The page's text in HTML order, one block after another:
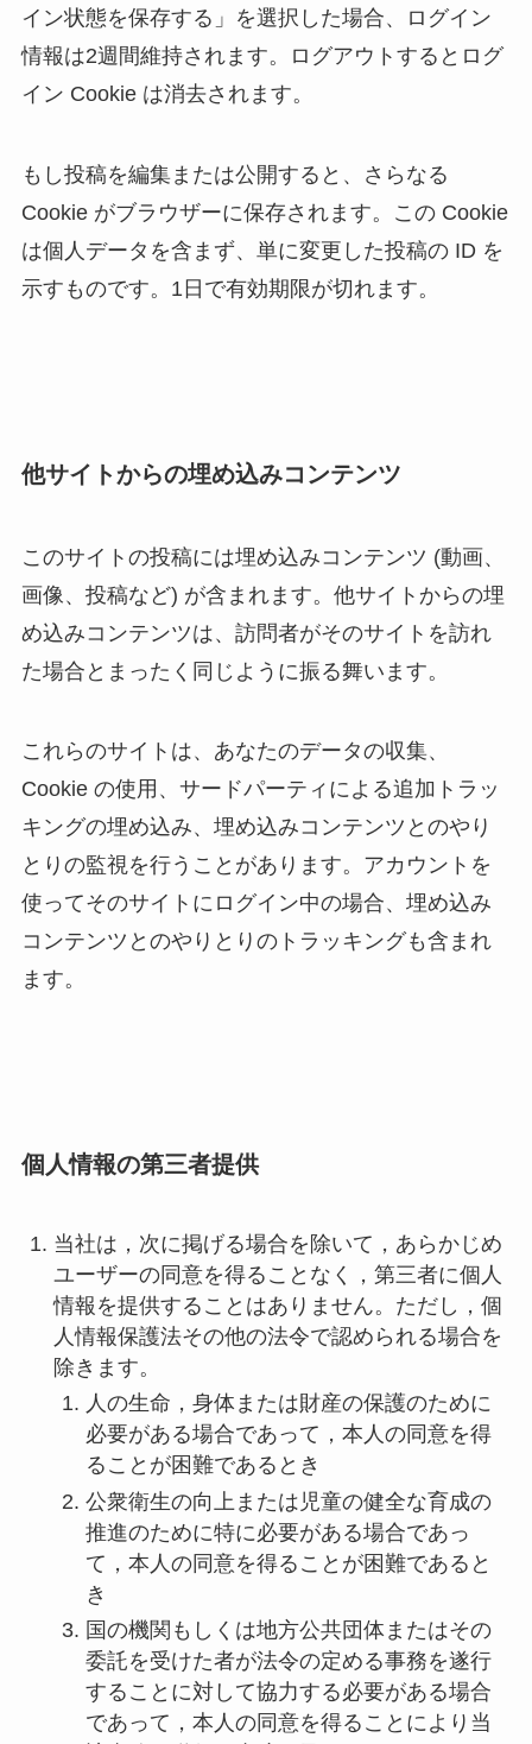
イン状態を保存する」を選択した場合、ログイン
情報は2週間維持されます。ログアウトするとログ
イン Cookie は消去されます。
もし投稿を編集または公開すると、さらなる
Cookie がブラウザーに保存されます。この Cookie
は個人データを含まず、単に変更した投稿の ID を
示すものです。1日で有効期限が切れます。
他サイトからの埋め込みコンテンツ
このサイトの投稿には埋め込みコンテンツ (動画、
画像、投稿など) が含まれます。他サイトからの埋
め込みコンテンツは、訪問者がそのサイトを訪れ
た場合とまったく同じように振る舞います。
これらのサイトは、あなたのデータの収集、
Cookie の使用、サードパーティによる追加トラッ
キングの埋め込み、埋め込みコンテンツとのやり
とりの監視を行うことがあります。アカウントを
使ってそのサイトにログイン中の場合、埋め込み
コンテンツとのやりとりのトラッキングも含まれ
ます。
個人情報の第三者提供
当社は，次に掲げる場合を除いて，あらかじめ
ユーザーの同意を得ることなく，第三者に個人
情報を提供することはありません。ただし，個
人情報保護法その他の法令で認められる場合を
除きます。
人の生命，身体または財産の保護のために
必要がある場合であって，本人の同意を得
ることが困難であるとき
公衆衛生の向上または児童の健全な育成の
推進のために特に必要がある場合であっ
て，本人の同意を得ることが困難であると
き
国の機関もしくは地方公共団体またはその
委託を受けた者が法令の定める事務を遂行
することに対して協力する必要がある場合
であって，本人の同意を得ることにより当